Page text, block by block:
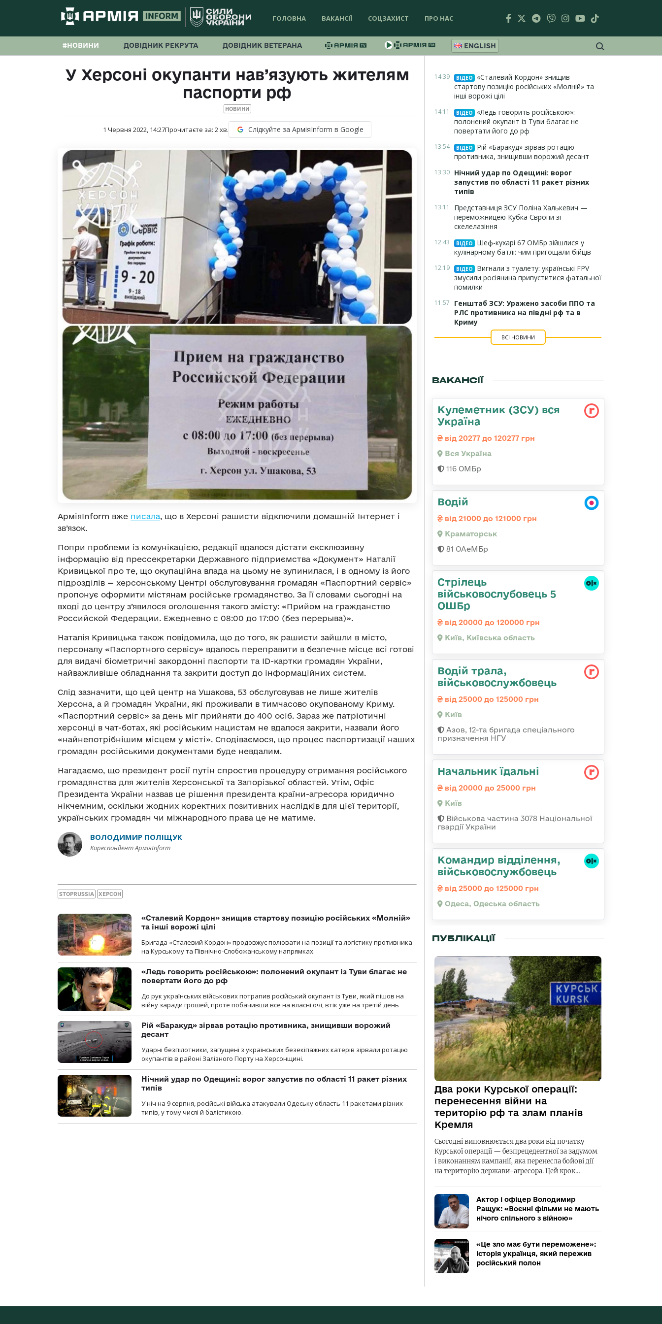
ГОЛОВНА ВАКАНСІЇ СОЦЗАХИСТ ПРО НАС
#НОВИНИ ДОВІДНИК РЕКРУТА ДОВІДНИК ВЕТЕРАНА ENGLISH
У Херсоні окупанти нав’язують жителям
паспорти рф
НОВИНИ
1 Червня 2022, 14:27Прочитаєте за: 2хв. Слідкуйте за АрміяInform в Google
АрміяІnform вже писала, що в Херсоні рашисти відключили домашній Інтернет і
зв’язок.
Попри проблеми із комунікацією, редакції вдалося дістати ексклюзивну
інформацію від прессекретарки Державного підприємства «Документ» Наталії
Кривицької про те, що окупаційна влада на цьому не зупинилася, і в одному із його
підрозділів — херсонському Центрі обслуговування громадян «Паспортний сервіс»
пропонує оформити містянам російське громадянство. За її словами сьогодні на
вході до центру з’явилося оголошення такого змісту: «Прийом на гражданство
Российской Федерации. Ежедневно с 08:00 до 17:00 (без перерыва)».
Наталія Кривицька також повідомила, що до того, як рашисти зайшли в місто,
персоналу «Паспортного сервісу» вдалось переправити в безпечне місце всі готові
для видачі біометричні закордонні паспорти та ID-картки громадян України,
найважливіше обладнання та закрити доступ до інформаційних систем.
Слід зазначити, що цей центр на Ушакова, 53 обслуговував не лише жителів
Херсона, а й громадян України, які проживали в тимчасово окупованому Криму.
«Паспортний сервіс» за день міг прийняти до 400 осіб. Зараз же патріотичні
херсонці в чат-ботах, які російським нацистам не вдалося закрити, назвали його
«найнепотрібнішим місцем у місті». Сподіваємося, що процес паспортизації наших
громадян російськими документами буде невдалим.
Нагадаємо, що президент росії путін спростив процедуру отримання російського
громадянства для жителів Херсонської та Запорізької областей. Утім, Офіс
Президента України назвав це рішення президента країни-агресора юридично
нікчемним, оскільки жодних коректних позитивних наслідків для цієї території,
українських громадян чи міжнародного права це не матиме.
ВОЛОДИМИР ПОЛІЩУК
Кореспондент АрміяInform
STOPRUSSIA ХЕРСОН
«Сталевий Кордон» знищив стартову позицію російських «Молній»
та інші ворожі цілі
Бригада «Сталевий Кордон» продовжує полювати на позиції та логістику противника
на Курському та Північно-Слобожанському напрямках.
«Ледь говорить російською»: полонений окупант із Туви благає не
повертати його до рф
До рук українських військових потрапив російський окупант із Туви, який пішов на
війну заради грошей, проте побачивши все на власні очі, втік уже на третій день
Рій «Баракуд» зірвав ротацію противника, знищивши ворожий
десант
Ударні безпілотники, запущені з українських безекіпажних катерів зірвали ротацію
окупантів в районі Залізного Порту на Херсонщині.
Нічний удар по Одещині: ворог запустив по області 11 ракет різних
типів
У ніч на 9 серпня, російські війська атакували Одеську область 11 ракетами різних
типів, у тому числі й балістикою.
14:39 ВІДЕО
«Сталевий Кордон» знищив
стартову позицію російських «Молній» та
інші ворожі цілі
14:11 ВІДЕО
«Ледь говорить російською»:
полонений окупант із Туви благає не
повертати його до рф
13:54 ВІДЕО
Рій «Баракуд» зірвав ротацію
противника, знищивши ворожий десант
13:30 Нічний удар по Одещині: ворог
запустив по області 11 ракет різних
типів
13:11
Представниця ЗСУ Поліна Халькевич —
переможницею Кубка Європи зі
скелелазіння
12:43 ВІДЕО
Шеф-кухарі 67 ОМБр зійшлися у
кулінарному батлі: чим пригощали бійців
12:19 ВІДЕО
Вигнали з туалету: українські FPV
змусили росіянина припуститися фатальної
помилки
11:57
Генштаб ЗСУ: Уражено засоби ППО та
РЛС противника на півдні рф та в
Криму
ВСІ НОВИНИ
ВАКАНСІЇ
Кулеметник (ЗСУ) вся
Україна
від 20277 до 120277 грн
Вся Україна
116 ОМБр
Водій
від 21000 до 121000 грн
Краматорськ
81 ОАеМБр
Стрілець
військовослубовець 5
ОШБр
від 20000 до 120000 грн
Київ, Київська область
Водій трала,
військовослужбовець
від 25000 до 125000 грн
Київ
Азов, 12-та бригада спеціального
призначення НГУ
Начальник їдальні
від 20000 до 25000 грн
Київ
Військова частина 3078 Національної
гвардії України
Командир відділення,
військовослужбовець
від 25000 до 125000 грн
Одеса, Одеська область
ПУБЛІКАЦІЇ
Два роки Курської операції:
перенесення війни на
територію рф та злам планів
Кремля
Сьогодні виповнюється два роки від початку
Курської операції — безпрецедентної за задумом
і виконанням кампанії, яка перенесла бойові дії
на територію держави-агресора. Цей крок…
Актор і офіцер Володимир
Ращук: «Воєнні фільми не мають
нічого спільного з війною»
«Це зло має бути переможене»:
історія українця, який пережив
російський полон